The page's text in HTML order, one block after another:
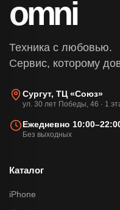
omni
Техника с любовью.
Сервис, которому
Сургут, ТЦ «Союз»
ул. 30 лет Победы, 46 · 1
Ежедневно
Без выходных
Каталог
iPhone